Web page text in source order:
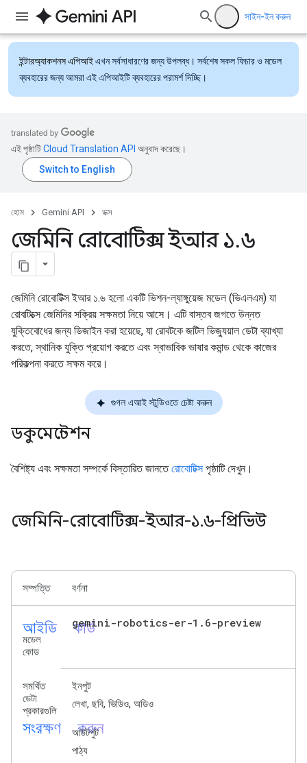
সাইন-ইন করুন
ইন্টারঅ্যাকশনস এপিআইএখন সর্বসাধারণের জন্য উপলব্ধ। সর্বশেষ সকল ফিচার ও মডেল
ব্যবহারের জন্য আমরা এই এপিআইটি ব্যবহারের পরামর্শ দিচ্ছি।
এই পৃষ্ঠাটিCloud Translation API অনুবাদ করেছে।
হোম Gemini API ডক্স
জেমিনি রোবোটিক্স ইআর ১.৬
জেমিনি রোবোটিক্স ইআর ১.৬ হলো একটি ভিশন-ল্যাঙ্গুয়েজ মডেল (ভিএলএম) যা
রোবটিক্সে জেমিনির সক্রিয় সক্ষমতা নিয়ে আসে। এটি বাস্তব জগতে উন্নত
যুক্তিবোধের জন্য ডিজাইন করা হয়েছে, যা রোবটকে জটিল ভিজ্যুয়াল ডেটা ব্যাখ্যা
করতে, স্থানিক যুক্তি প্রয়োগ করতে এবং স্বাভাবিক ভাষার কমান্ড থেকে কাজের
পরিকল্পনা করতে সক্ষম করে।
গুগল এআই স্টুডিওতে চেষ্টা করুন
ডকুমেন্টেশন
বৈশিষ্ট্য এবং সক্ষমতা সম্পর্কে বিস্তারিত জানতেরোবোটিক্সপৃষ্ঠাটি দেখুন।
জেমিনি-রোবোটিক্স-ইআর-১.৬-প্রিভিউ
সম্পত্তি বর্ণনা
আইডি_কার্ড
মডেল
কোড
gemini-robotics-er-1 . 6-preview
সমর্থিত
ডেটা
প্রকারগুলি
সংরক্ষণ করুন
ইনপুট
লেখা, ছবি, ভিডিও, অডিও
আউটপুট
পাঠ্য